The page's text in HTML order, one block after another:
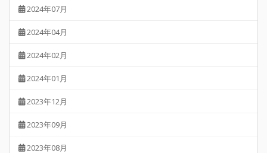
2024年07月
2024年04月
2024年02月
2024年01月
2023年12月
2023年09月
2023年08月